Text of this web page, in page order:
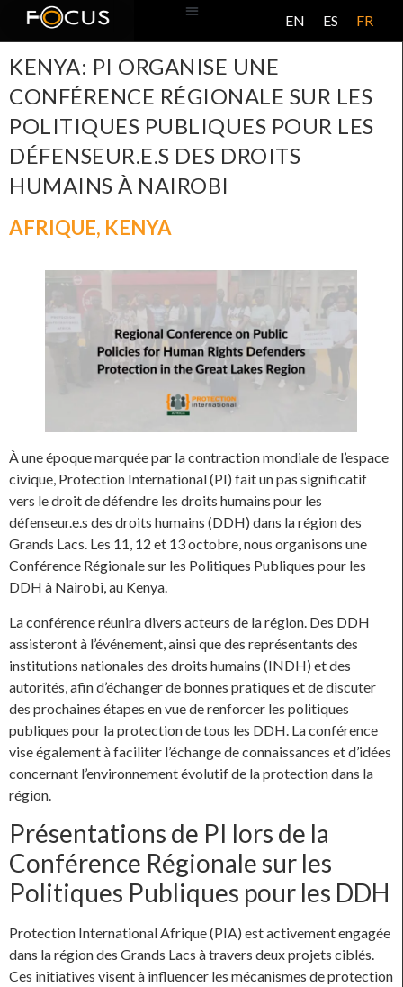
EN ES FR
KENYA: PI ORGANISE UNE
CONFÉRENCE RÉGIONALE SUR LES
POLITIQUES PUBLIQUES POUR LES
DÉFENSEUR.E.S DES DROITS
HUMAINS À NAIROBI
AFRIQUE, KENYA
À une époque marquée par la contraction mondiale de l’espace
civique, Protection International (PI) fait un pas significatif
vers le droit de défendre les droits humains pour les
défenseur.e.s des droits humains (DDH) dans la région des
Grands Lacs. Les 11, 12 et 13 octobre, nous organisons une
Conférence Régionale sur les Politiques Publiques pour les
DDH à Nairobi, au Kenya.
La conférence réunira divers acteurs de la région. Des DDH
assisteront à l’événement, ainsi que des représentants des
institutions nationales des droits humains (INDH) et des
autorités, afin d’échanger de bonnes pratiques et de discuter
des prochaines étapes en vue de renforcer les politiques
publiques pour la protection de tous les DDH. La conférence
vise également à faciliter l’échange de connaissances et d’idées
concernant l’environnement évolutif de la protection dans la
région.
Présentations de PI lors de la
Conférence Régionale sur les
Politiques Publiques pour les DDH
Protection International Afrique (PIA) est activement engagée
dans la région des Grands Lacs à travers deux projets ciblés.
Ces initiatives visent à influencer les mécanismes de protection